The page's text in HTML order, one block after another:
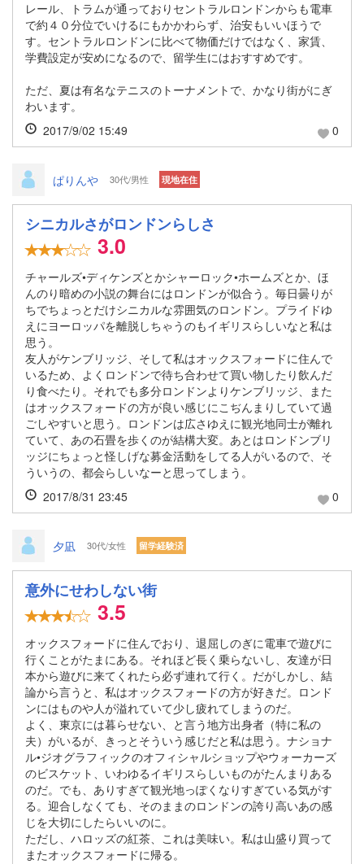
レール、トラムが通っておりセントラルロンドンからも電車
で約４０分位でいけるにもかかわらず、治安もいいほうで
す。セントラルロンドンに比べて物価だけではなく、家賃、
学費設定が安めになるので、留学生にはおすすめです。
ただ、夏は有名なテニスのトーナメントで、かなり街がにぎ
わいます。
2017/9/02 15:49
0
ぱりんや 30代/男性 現地在住
シニカルさがロンドンらしさ
3.0
チャールズ•ディケンズとかシャーロック•ホームズとか、ほ
んのり暗めの小説の舞台にはロンドンが似合う。毎日曇りが
ちでちょっとだけシニカルな雰囲気のロンドン。プライドゆ
えにヨーロッパを離脱しちゃうのもイギリスらしいなと私は
思う。
友人がケンブリッジ、そして私はオックスフォードに住んで
いるため、よくロンドンで待ち合わせて買い物したり飲んだ
り食べたり。それでも多分ロンドンよりケンブリッジ、また
はオックスフォードの方が良い感じにこぢんまりしていて過
ごしやすいと思う。ロンドンは広さゆえに観光地同士が離れ
ていて、あの石畳を歩くのが結構大変。あとはロンドンブリ
ッジにちょっと怪しげな募金活動をしてる人がいるので、そ
ういうの、都会らしいなーと思ってしまう。
2017/8/31 23:45
0
夕凪 30代/女性 留学経験済
意外にせわしない街
3.5
オックスフォードに住んでおり、退屈しのぎに電車で遊びに
行くことがたまにある。それほど長く乗らないし、友達が日
本から遊びに来てくれたら必ず連れて行く。だがしかし、結
論から言うと、私はオックスフォードの方が好きだ。ロンド
ンにはものや人が溢れていて少し疲れてしまうのだ。
よく、東京には暮らせない、と言う地方出身者（特に私の
夫）がいるが、きっとそういう感じだと私は思う。ナショナ
ル•ジオグラフィックのオフィシャルショップやウォーカーズ
のビスケット、いわゆるイギリスらしいものがたんまりある
のだ。でも、ありすぎて観光地っぽくなりすぎている気がす
る。迎合しなくても、そのままのロンドンの誇り高いあの感
じを大切にしたらいいのに。
ただし、ハロッズの紅茶、これは美味い。私は山盛り買って
またオックスフォードに帰る。